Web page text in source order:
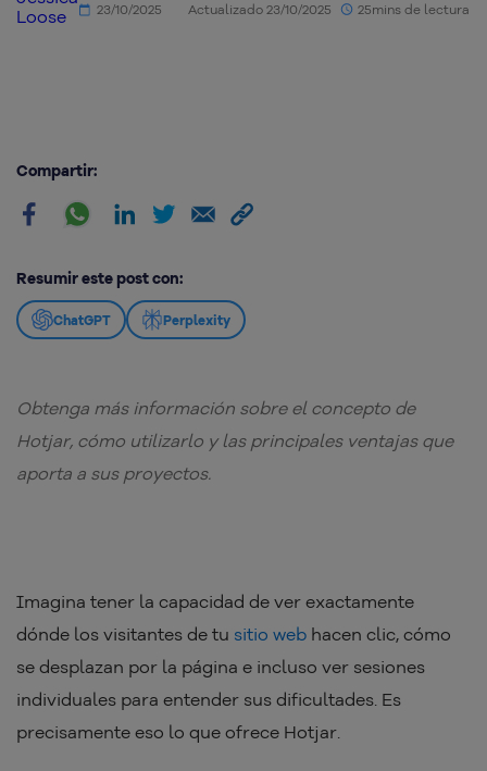
23/10/2025 Actualizado 23/10/2025 25mins de lectura
Compartir:
Resumir este post con:
ChatGPT Perplexity
Obtenga más información sobre el concepto de
Hotjar, cómo utilizarlo y las principales ventajas que
aporta a sus proyectos.
Imagina tener la capacidad de ver exactamente
dónde los visitantes de tu sitio web hacen clic, cómo
se desplazan por la página e incluso ver sesiones
individuales para entender sus dificultades. Es
precisamente eso lo que ofrece Hotjar.